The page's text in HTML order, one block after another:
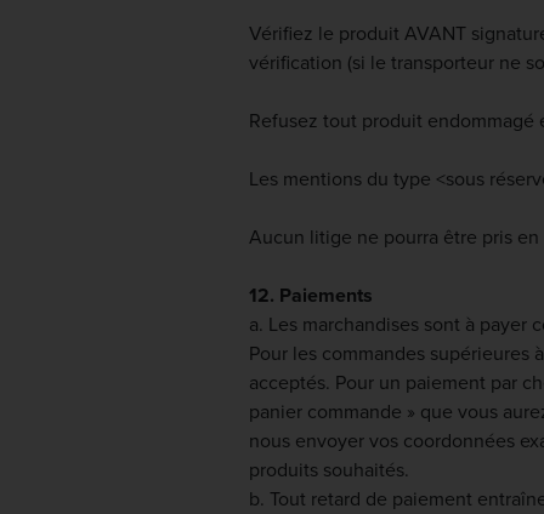
Vérifiez le produit AVANT
vérification (si le transporteur ne
Refusez tout produit
Les mentions du type <sous
Aucun litige ne pourra être pris
12. Paiements
a. Les marchandises sont à payer
Pour les commandes supérieures
acceptés. Pour un paiement par
panier commande » que vous
nous envoyer vos coordonnées
produits souhaités.
b. Tout retard de paiement